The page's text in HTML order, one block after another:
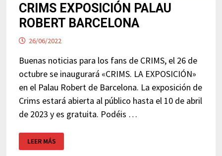
CRIMS EXPOSICIÓN PALAU
ROBERT BARCELONA
26/06/2022
Buenas noticias para los fans de CRIMS, el 26 de
octubre se inaugurará «CRIMS. LA EXPOSICIÓN»
en el Palau Robert de Barcelona. La exposición de
Crims estará abierta al público hasta el 10 de abril
de 2023 y es gratuita. Podéis …
CRIMS
EXPOSICIÓN
PALAU
LEER MÁS